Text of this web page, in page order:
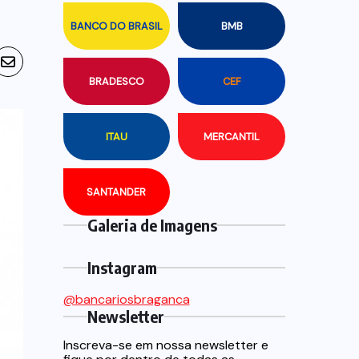
BANCO DO BRASIL BMB
BRADESCO CEF
ITAU MERCANTIL
SANTANDER
Galeria de Imagens
Instagram
@bancariosbraganca
Newsletter
Inscreva-se em nossa newsletter e